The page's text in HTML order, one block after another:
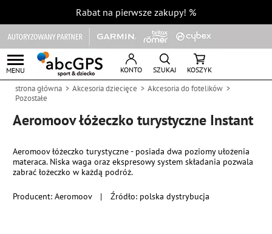
Rabat na pierwsze zakupy! %
MENU KONTO SZUKAJ KOSZYK
strona główna Akcesoria dziecięce
Akcesoria do fotelików
Pozostałe
Aeromoov łóżeczko turystyczne Instant
Producent:Aeromoov | Źródło: polska dystrybucja
Aeromoov łóżeczko turystyczne - posiada dwa poziomy ułożenia
materaca. Niska waga oraz ekspresowy system składania pozwala
zabrać łożeczko w każdą podróż.